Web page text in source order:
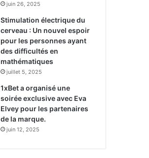
juin 26, 2025
Stimulation électrique du
cerveau : Un nouvel espoir
pour les personnes ayant
des difficultés en
mathématiques
juillet 5, 2025
1xBet a organisé une
soirée exclusive avec Eva
Elvey pour les partenaires
de la marque.
juin 12, 2025